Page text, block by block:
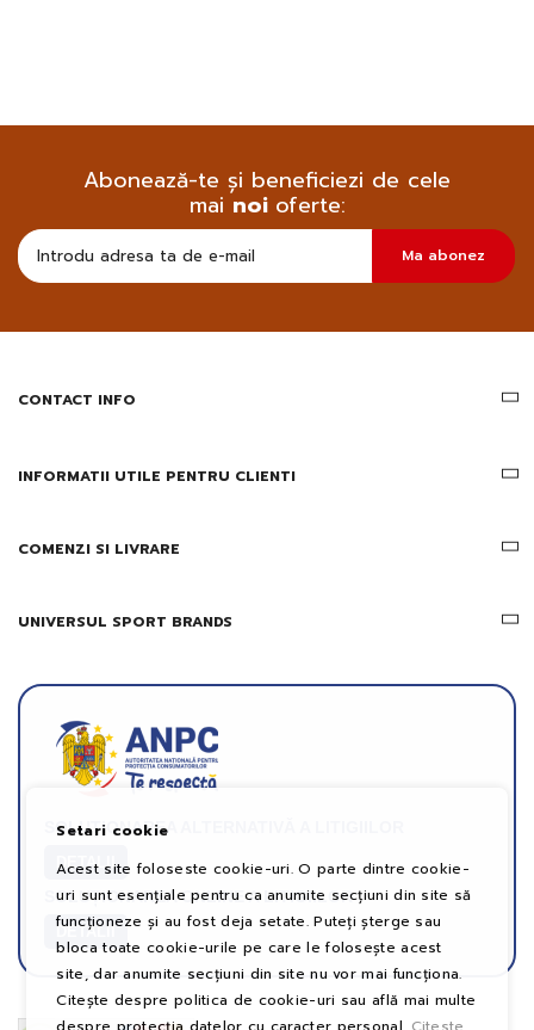
Abonează-te și beneficiezi de cele
mainoi oferte:
sa
primesc
informatii
Ma abonez
CONTACT INFO
INFORMATII UTILE PENTRU CLIENTI
COMENZI SI LIVRARE
UNIVERSUL SPORT BRANDS
SOLUȚIONAREA ALTERNATIVĂ A LITIGIILOR
DETALII
SOLUȚIONAREA ONLINE A LITIGIILOR
DETALII
Setari cookie
Acest site foloseste cookie-uri. O parte dintre cookie-
uri sunt esențiale pentru ca anumite secțiuni din site să
funcționeze și au fost deja setate. Puteți șterge sau
bloca toate cookie-urile pe care le folosește acest
site, dar anumite secțiuni din site nu vor mai funcționa.
Citește despre politica de cookie-uri sau află mai multe